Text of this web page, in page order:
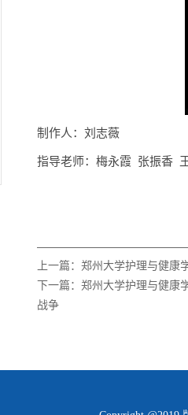
制作人：刘志薇
指导老师：梅永霞 张振香
上一篇： 郑州大学护理与健康
下一篇： 郑州大学护理与健康
战争